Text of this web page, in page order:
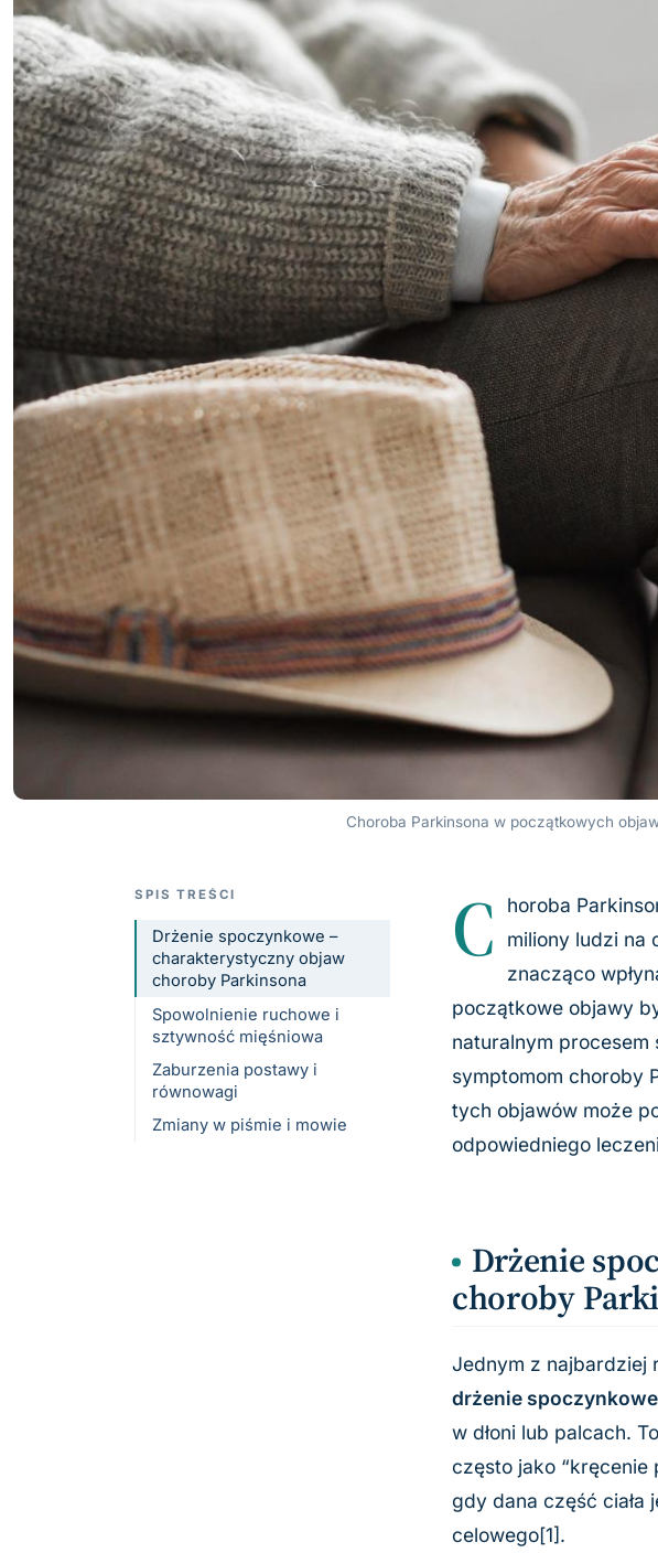
Choroba Parkinsona w początkowych
SPIS TREŚCI
Drżenie spoczynkowe –
charakterystyczny objaw
choroby Parkinsona
Spowolnienie ruchowe i
sztywność mięśniowa
Zaburzenia postawy i
równowagi
Zmiany w piśmie i mowie
C
horoba
miliony ludzi na
znacząco
początkowe objawy
naturalnym
symptomom choroby
tych objawów może
odpowiedniego
Drżenie
choroby
Jednym z najbardziej
drżenie spoczynkowe
w dłoni lub palcach.
często jako “kręcenie
gdy dana część
celowego[1].